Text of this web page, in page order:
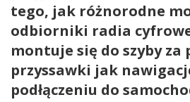
tego, jak różnorodne
odbiorniki radia
montuje się do szyby za
przyssawki jak
podłączeniu do